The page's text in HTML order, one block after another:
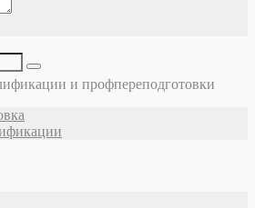
и профпереподготовки